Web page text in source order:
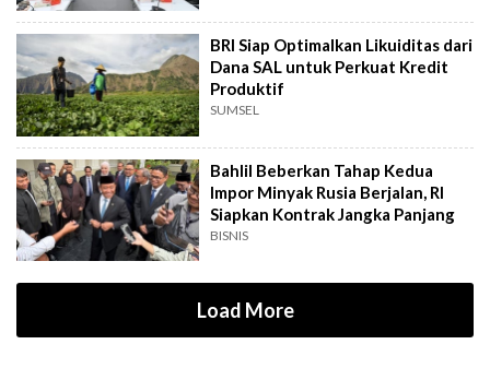
BRI Siap Optimalkan Likuiditas dari
Dana SAL untuk Perkuat Kredit
Produktif
SUMSEL
Bahlil Beberkan Tahap Kedua
Impor Minyak Rusia Berjalan, RI
Siapkan Kontrak Jangka Panjang
BISNIS
Load More